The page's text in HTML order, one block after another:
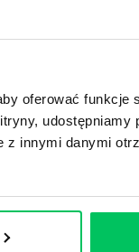
oferować funkcje
udostępniamy
z innymi danymi
na celu
zespołów
z realizacją